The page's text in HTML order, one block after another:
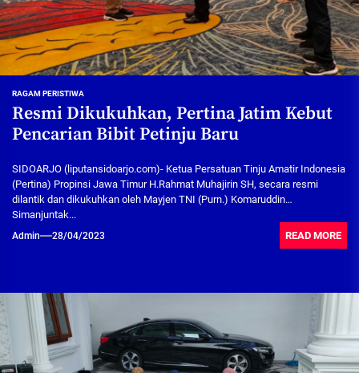
RAGAM PERISTIWA
Resmi Dikukuhkan, Pertina Jatim Kebut
Pencarian Bibit Petinju Baru
SIDOARJO (liputansidoarjo.com)- Ketua Persatuan Tinju Amatir Indonesia
(Pertina) Propinsi Jawa Timur H.Rahmat Muhajirin SH, secara resmi
dilantik dan dikukuhkan oleh Mayjen TNI (Purn.) Komaruddin
Simanjuntak...
Admin 28/04/2023 READ MORE